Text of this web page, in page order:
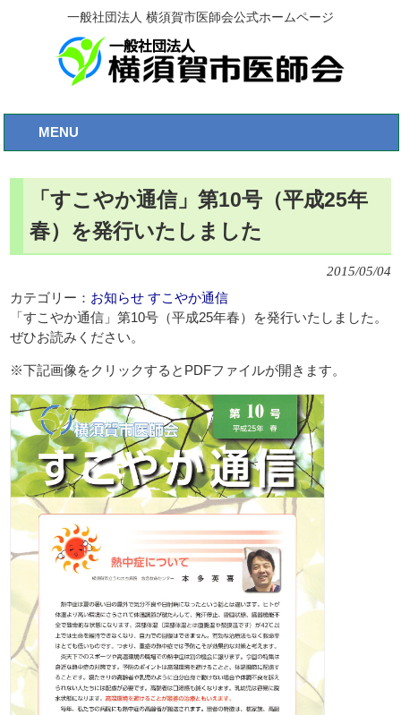
一般社団法人 横須賀市医師会公式ホームページ
MENU
「すこやか通信」第10号（平成25年
春）を発行いたしました
2015/05/04
カテゴリー： お知らせ すこやか通信
「すこやか通信」第10号（平成25年春）を発行いたしました。
ぜひお読みください。
※下記画像をクリックするとPDFファイルが開きます。